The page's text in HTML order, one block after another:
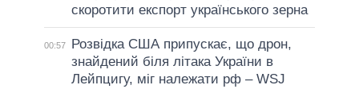
скоротити експорт українського зерна
00:57
Розвідка США припускає, що дрон,
знайдений біля літака України в
Лейпцигу, міг належати рф – WSJ